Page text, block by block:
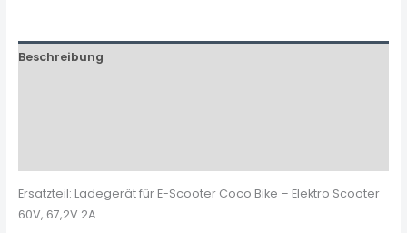
Beschreibung
Ersatzteil: Ladegerät für E-Scooter Coco Bike – Elektro Scooter
60V, 67,2V 2A